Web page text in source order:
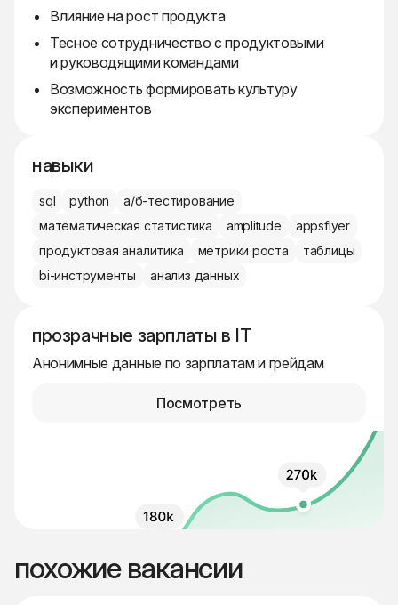
Влияние на рост продукта
Тесное сотрудничество с продуктовыми
и руководящими командами
Возможность формировать культуру
экспериментов
навыки
sql python
а/б-тестирование
математическая статистика
amplitude
appsflyer
продуктовая аналитика
метрики роста
таблицы
bi-инструменты
анализ данных
прозрачные зарплаты в IT
Анонимные данные по зарплатам и грейдам
Посмотреть
похожие вакансии